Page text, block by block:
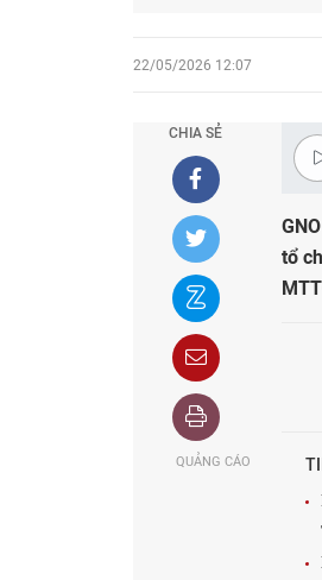
22/05/2026 12:07
CHIA SẺ
tổ
QUẢNG CÁO